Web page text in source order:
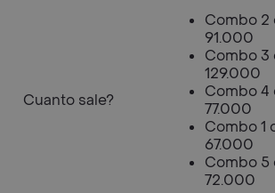
Cuanto sale?
Combo 2
91.000
Combo 3
129.000
Combo 4
77.000
Combo 1
67.000
Combo 5
72.000